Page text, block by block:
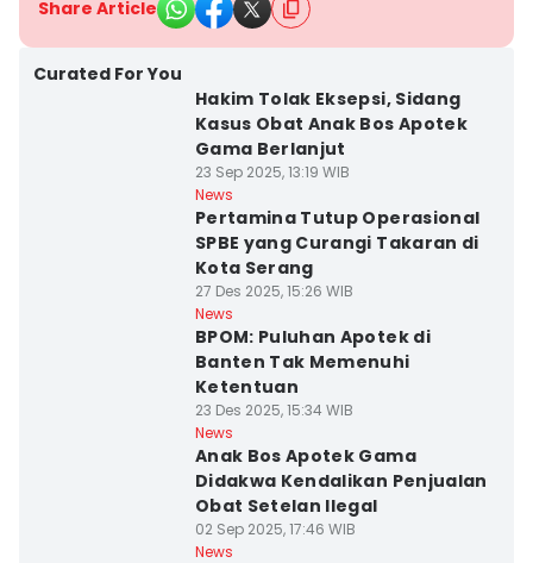
Share Article
Curated For You
Hakim Tolak Eksepsi, Sidang
Kasus Obat Anak Bos Apotek
Gama Berlanjut
23 Sep 2025, 13:19 WIB
News
Pertamina Tutup Operasional
SPBE yang Curangi Takaran di
Kota Serang
27 Des 2025, 15:26 WIB
News
BPOM: Puluhan Apotek di
Banten Tak Memenuhi
Ketentuan
23 Des 2025, 15:34 WIB
News
Anak Bos Apotek Gama
Didakwa Kendalikan Penjualan
Obat Setelan Ilegal
02 Sep 2025, 17:46 WIB
News